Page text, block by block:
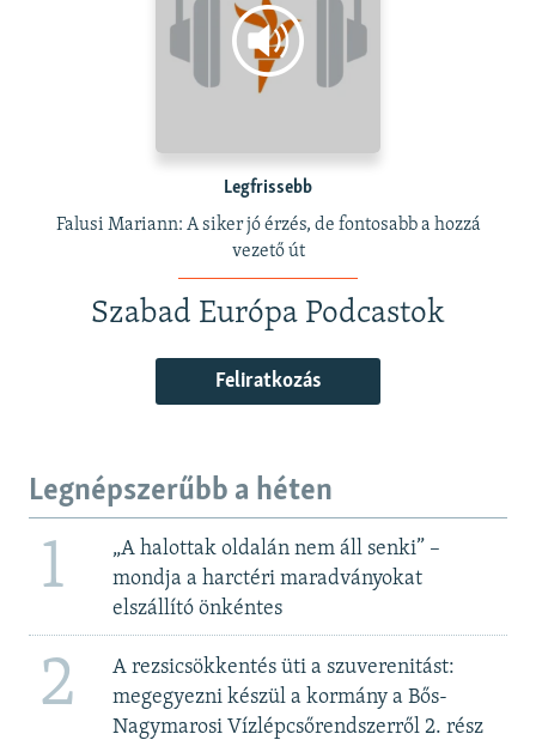
Legfrissebb
Falusi Mariann: A siker jó érzés, de fontosabb a hozzá
vezető út
Szabad Európa Podcastok
Feliratkozás
Legnépszerűbb a héten
1
„A halottak oldalán nem áll senki” –
mondja a harctéri maradványokat
elszállító önkéntes
2
A rezsicsökkentés üti a szuverenitást:
megegyezni készül a kormány a Bős-
Nagymarosi Vízlépcsőrendszerről 2. rész